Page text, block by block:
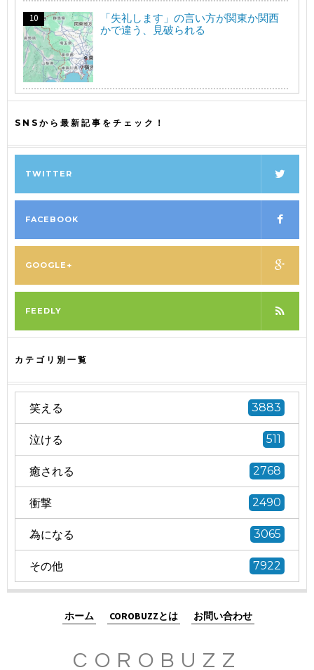
「失礼します」の言い方が関東か関西
かで違う、見破られる
SNSから最新記事をチェック！
TWITTER
FACEBOOK
GOOGLE+
FEEDLY
カテゴリ別一覧
笑える 3883
泣ける 511
癒される 2768
衝撃 2490
為になる 3065
その他 7922
ホーム COROBUZZとは お問い合わせ
COROBUZZ